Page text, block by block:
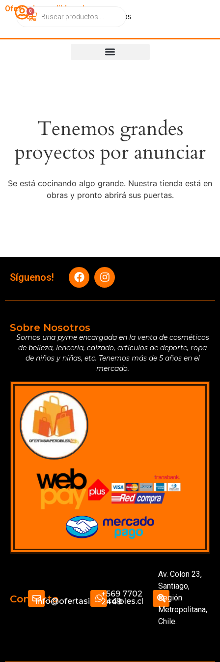
OfertasImperdibles.cl
CatálogoContactoNosotros
0
Tenemos grandes
proyectos por anunciar
Se está cocinando algo grande. Nuestra tienda está en
obras y pronto abrirá sus puertas.
Síguenos!
Sobre Nosotros
Somos una pyme encargada en la venta de cosméticos
de belleza, lencería, calzado, artículos de deporte, ropa
de niños y niñas, etc. Tenemos más de 5 años en el
mercado.
Contactoinfo@ofertasimperdibles.cl
+569 7702
2449
Av. Colon 23,
Santiago,
Región
Metropolitana,
Chile.